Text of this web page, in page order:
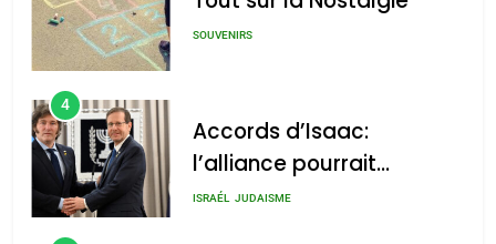
: Haim Zach /
GPO
2025, l’année la plus
meurtrière selon le rapport
SOUVENIRS
4
Accords d’Isaac:
l’alliance pourrait
s’étendre à 13 pays
ISRAÉL JUDAISME